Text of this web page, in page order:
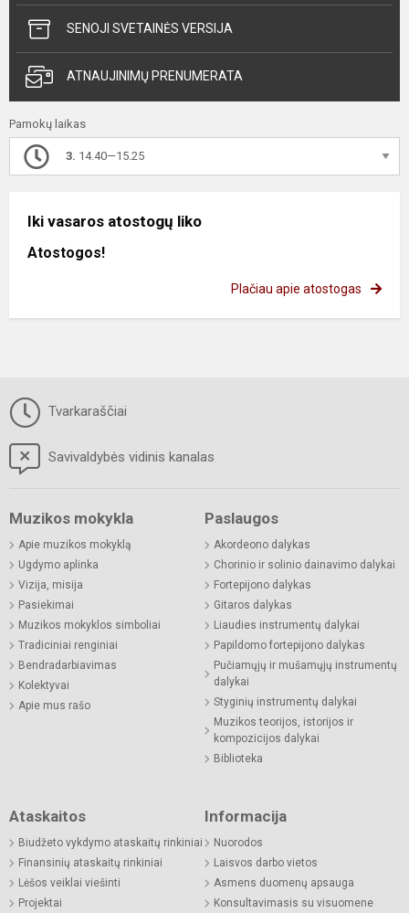
SENOJI SVETAINĖS VERSIJA
ATNAUJINIMŲ PRENUMERATA
Pamokų laikas
3. 14.40—15.25
Iki vasaros atostogų liko
Atostogos!
Plačiau apie atostogas
Tvarkaraščiai
Savivaldybės vidinis kanalas
Muzikos mokykla
Apie muzikos mokyklą
Ugdymo aplinka
Vizija, misija
Pasiekimai
Muzikos mokyklos simboliai
Tradiciniai renginiai
Bendradarbiavimas
Kolektyvai
Apie mus rašo
Paslaugos
Akordeono dalykas
Chorinio ir solinio dainavimo dalykai
Fortepijono dalykas
Gitaros dalykas
Liaudies instrumentų dalykai
Papildomo fortepijono dalykas
Pučiamųjų ir mušamųjų instrumentų
dalykai
Styginių instrumentų dalykai
Muzikos teorijos, istorijos ir
kompozicijos dalykai
Biblioteka
Ataskaitos
Biudžeto vykdymo ataskaitų rinkiniai
Finansinių ataskaitų rinkiniai
Lėšos veiklai viešinti
Projektai
Informacija
Nuorodos
Laisvos darbo vietos
Asmens duomenų apsauga
Konsultavimasis su visuomene